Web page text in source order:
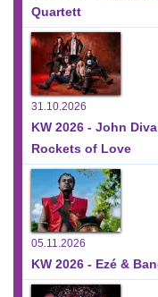
Quartett
31.10.2026
KW 2026 - John
Rockets of Love
05.11.2026
KW 2026 - Ezé &